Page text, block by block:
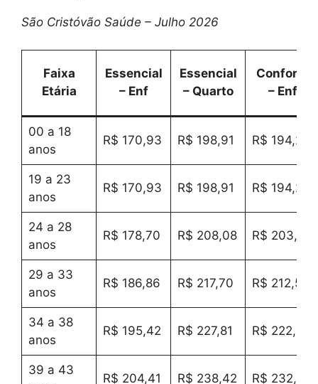
São Cristóvão Saúde – Julho 2026
Faixa
Etária
Essencial
– Enf
Essencial
– Quarto
Conforto
– Enf
00 a 18
anos
R$ 170,93 R$ 198,91 R$ 194,24
19 a 23
anos
R$ 170,93 R$ 198,91 R$ 194,24
24 a 28
anos
R$ 178,70 R$ 208,08 R$ 203,17
29 a 33
anos
R$ 186,86 R$ 217,70 R$ 212,55
34 a 38
anos
R$ 195,42 R$ 227,81 R$ 222,40
39 a 43
R$ 204,41 R$ 238,42 R$ 232,74